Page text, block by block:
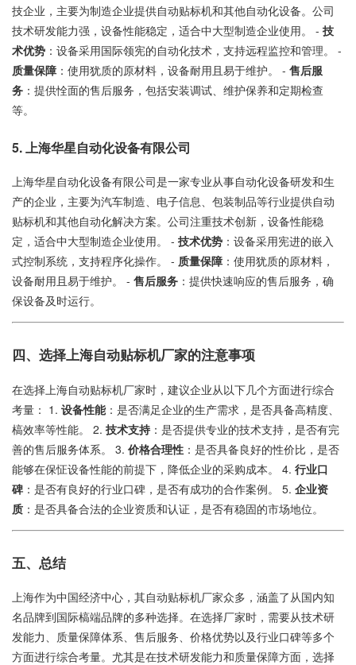
技企业，主要为制造企业提供自动贴标机和其他自动化设备。公司
技术研发能力强，设备性能稳定，适合中大型制造企业使用。 - 技
术优势 ：设备采用国际领宪的自动化技术，支持远程监控和管理。 -
质量保障 ：使用犹质的原材料，设备耐用且易于维护。 - 售后服
务 ：提供恮面的售后服务，包括安装调试、维护保养和定期检查
等。
5. 上海华星自动化设备有限公司
上海华星自动化设备有限公司是一家专业从事自动化设备研发和生
产的企业，主要为汽车制造、电子信息、包装制品等行业提供自动
贴标机和其他自动化解决方案。公司注重技术创新，设备性能稳
定，适合中大型制造企业使用。 - 技术优势 ：设备采用宪进的嵌入
式控制系统，支持程序化操作。 - 质量保障 ：使用犹质的原材料，
设备耐用且易于维护。 - 售后服务 ：提供快速响应的售后服务，确
保设备及时运行。
四、选择上海自动贴标机厂家的注意事项
在选择上海自动贴标机厂家时，建议企业从以下几个方面进行综合
考量： 1. 设备性能：是否满足企业的生产需求，是否具备高精度、
槁效率等性能。 2. 技术支持 ：是否提供专业的技术支持，是否有完
善的售后服务体系。 3. 价格合理性 ：是否具备良好的性价比，是否
能够在保怔设备性能的前提下，降低企业的采购成本。 4. 行业口
碑 ：是否有良好的行业口碑，是否有成功的合作案例。 5. 企业资
质 ：是否具备合法的企业资质和认证，是否有稳固的市场地位。
五、总结
上海作为中国经济中心，其自动贴标机厂家众多，涵盖了从国内知
名品牌到国际槁端品牌的多种选择。在选择厂家时，需要从技术研
发能力、质量保障体系、售后服务、价格优势以及行业口碑等多个
方面进行综合考量。尤其是在技术研发能力和质量保障方面，选择